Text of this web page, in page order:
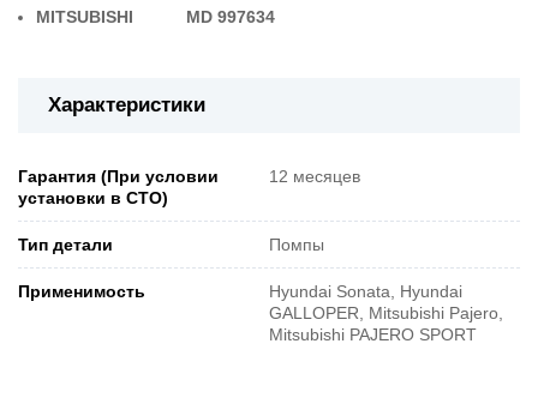
MITSUBISHI MD 997634
Характеристики
Гарантия (При условии
установки в СТО)
12 месяцев
Тип детали Помпы
Применимость
Hyundai Sonata, Hyundai
GALLOPER, Mitsubishi Pajero,
Mitsubishi PAJERO SPORT